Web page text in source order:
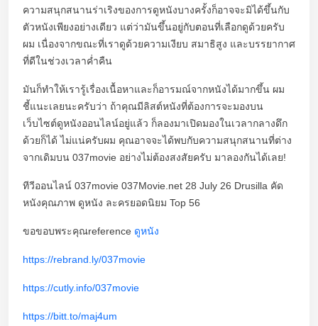
ความสนุกสนานร่าเริงของการดูหนังบางครั้งก็อาจจะมิได้ขึ้นกับ
ตัวหนังเพียงอย่างเดียว แต่ว่ามันขึ้นอยู่กับตอนที่เลือกดูด้วยครับ
ผม เนื่องจากขณะที่เราดูด้วยความเงียบ สมาธิสูง และบรรยากาศ
ที่ดีในช่วงเวลาค่ำคืน
มันก็ทำให้เรารู้เรื่องเนื้อหาและก็อารมณ์จากหนังได้มากขึ้น ผม
ชี้แนะเลยนะครับว่า ถ้าคุณมีลิสต์หนังที่ต้องการจะมองบน
เว็บไซต์ดูหนังออนไลน์อยู่แล้ว ก็ลองมาเปิดมองในเวลากลางดึก
ด้วยก็ได้ ไม่แน่ครับผม คุณอาจจะได้พบกับความสนุกสนานที่ต่าง
จากเดิมบน 037movie อย่างไม่ต้องสงสัยครับ มาลองกันได้เลย!
ทีวีออนไลน์ 037movie 037Movie.net 28 July 26 Drusilla คัด
หนังคุณภาพ ดูหนัง ละครยอดนิยม Top 56
ขอขอบพระคุณreference ดูหนัง
https://rebrand.ly/037movie
https://cutly.info/037movie
https://bitt.to/maj4um